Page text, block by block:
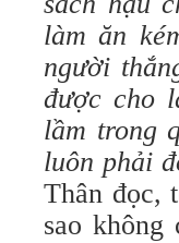
làm ăn
người
được cho
lầm trong
luôn phải
Thân đọc,
sao